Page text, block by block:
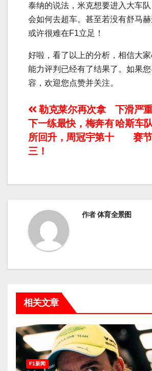
泰纳的说法，米克想要进入大车
会如何去超车。甚至若没有舒马
或许很难在F1立足！
好啦，看了以上的分析，相信大
能力评判已经有了结果了。如果
容，欢迎您点赞并关注。
文
章
导
下滑严
哈斯车
赛
勒克莱尔再次拿
下一练最快，梅奔有
所回升，周冠宇第十
三！
作者体育全景图
相关文章
F1新闻